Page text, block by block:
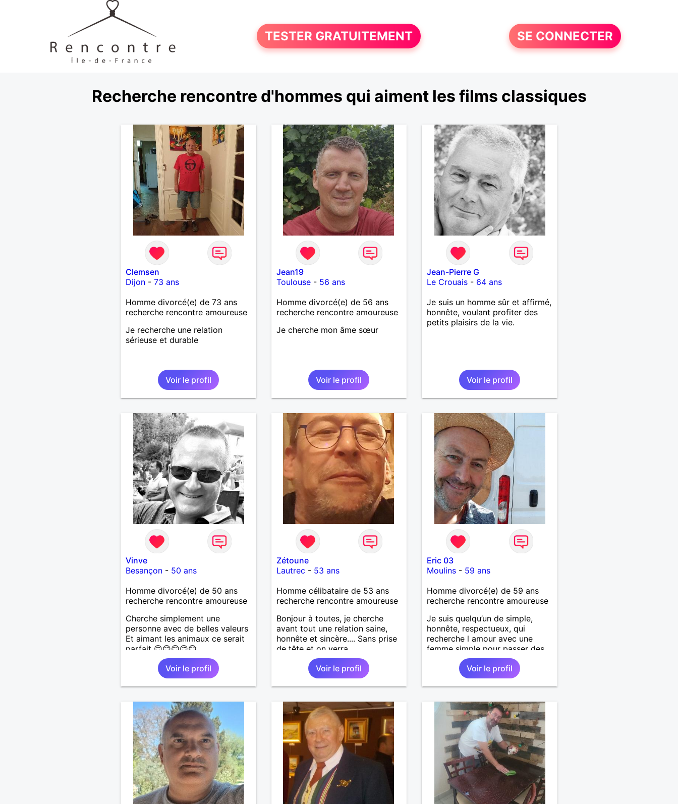
TESTER GRATUITEMENT SE CONNECTER
Recherche rencontre d'hommes qui aiment les films classiques
Clemsen
Dijon- 73 ans
Homme divorcé(e) de 73 ans
recherche rencontre amoureuse
Je recherche une relation
sérieuse et durable
Voir le profil
Jean19
Toulouse- 56 ans
Homme divorcé(e) de 56 ans
recherche rencontre amoureuse
Je cherche mon âme sœur
Voir le profil
Jean-Pierre G
Le Crouais - 64 ans
Je suis un homme sûr et affirmé,
honnête, voulant profiter des
petits plaisirs de la vie.
Voir le profil
Vinve
Besançon- 50 ans
Homme divorcé(e) de 50 ans
recherche rencontre amoureuse
Cherche simplement une
personne avec de belles valeurs
Et aimant les animaux ce serait
parfait 😊😊😊😊😊
Voir le profil
Zétoune
Lautrec - 53 ans
Homme célibataire de 53 ans
recherche rencontre amoureuse
Bonjour à toutes, je cherche
avant tout une relation saine,
honnête et sincère.... Sans prise
de tête et on verra
Voir le profil
Eric 03
Moulins - 59 ans
Homme divorcé(e) de 59 ans
recherche rencontre amoureuse
Je suis quelqu’un de simple,
honnête, respectueux, qui
recherche l amour avec une
femme simple pour passer des
moments agréables :discuter,
voyager, visiter d’autres pays
sans prise de tête.
Voir le profil